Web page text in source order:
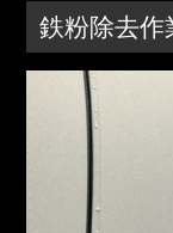
鉄粉除去作